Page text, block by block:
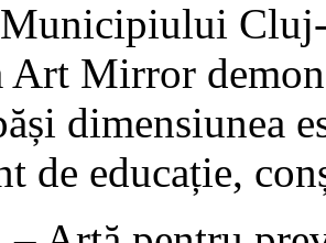
Mirror
dimensiunea
de educație,